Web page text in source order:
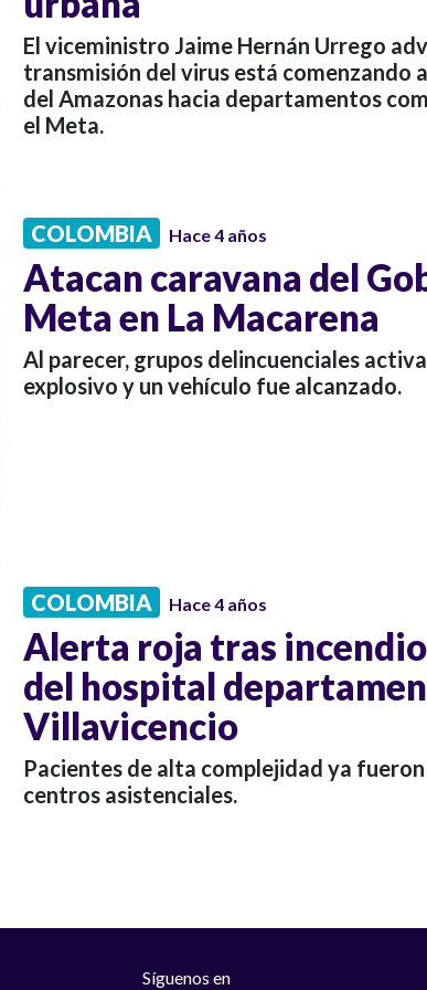
El viceministro Jaime Hernán Urrego
transmisión del virus está comenzando
del Amazonas hacia departamentos
el Meta.
COLOMBIA Hace 4 años
Atacan caravana del
Meta en La Macarena
Al parecer, grupos delincuenciales
explosivo y un vehículo fue alcanzado.
COLOMBIA Hace 4 años
Alerta roja tras incendio
del hospital
Villavicencio
Pacientes de alta complejidad ya
centros asistenciales.
Síguenos en